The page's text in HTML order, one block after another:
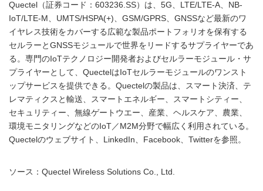
Quectel（証券コード：603236.SS）は、5G、LTE/LTE-A、NB-
IoT/LTE-M、UMTS/HSPA(+)、GSM/GPRS、GNSSなど最新のワ
イヤレス技術をカバーする広範な製品ポートフォリオを保有する
セルラーとGNSSモジュールで世界をリードするサプライヤーであ
る。専門のIoTテクノロジー開発者およびセルラーモジュール・サ
プライヤーとして、QuectelはIoTセルラーモジュールのワンスト
ップサービスを提供できる。Quectelの製品は、スマート決済、テ
レマティクスと輸送、スマートエネルギー、スマートシティー、
セキュリティー、無線ゲートウエー、産業、ヘルスケア、農業、
環境モニタリングなどのIoT／M2M分野で幅広く利用されている。
Quectelのウェブサイト、LinkedIn、Facebook、Twitterを参照。
ソース：Quectel Wireless Solutions Co., Ltd.